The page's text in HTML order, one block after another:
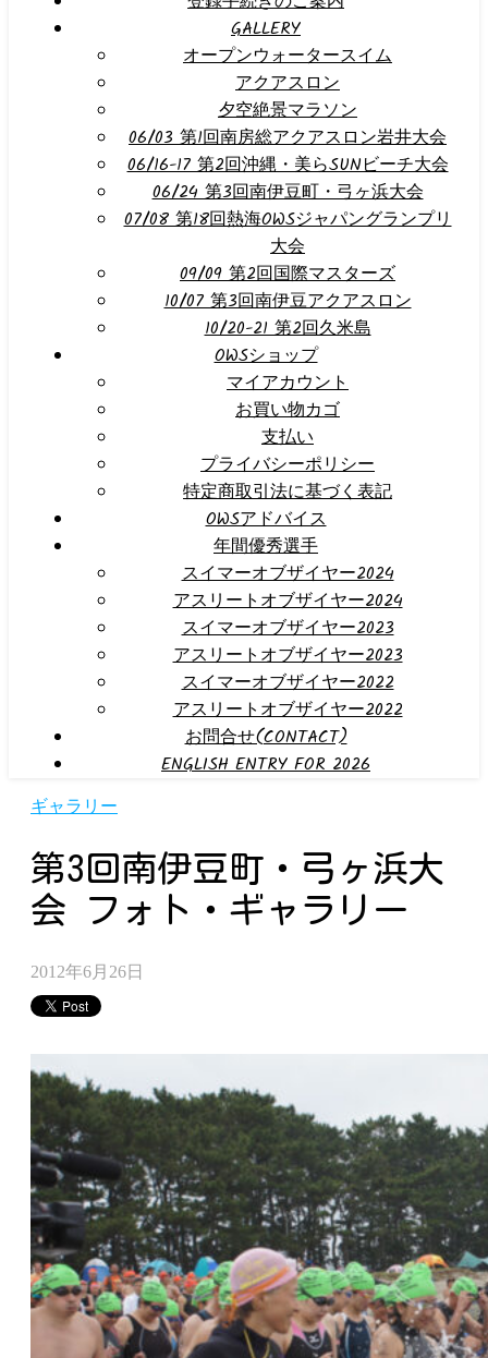
GALLERY
オープンウォータースイム
アクアスロン
夕空絶景マラソン
06/03 第1回南房総アクアスロン岩井大会
06/16-17 第2回沖縄・美らSUNビーチ大会
06/24 第3回南伊豆町・弓ヶ浜大会
07/08 第18回熱海OWSジャパングランプリ
大会
09/09 第2回国際マスターズ
10/07 第3回南伊豆アクアスロン
10/20-21 第2回久米島
OWSショップ
マイアカウント
お買い物カゴ
支払い
プライバシーポリシー
特定商取引法に基づく表記
OWSアドバイス
年間優秀選手
スイマーオブザイヤー2024
アスリートオブザイヤー2024
スイマーオブザイヤー2023
アスリートオブザイヤー2023
スイマーオブザイヤー2022
アスリートオブザイヤー2022
お問合せ(CONTACT)
ENGLISH ENTRY FOR 2026
ギャラリー
第3回南伊豆町・弓ヶ浜大
会 フォト・ギャラリー
2012年6月26日